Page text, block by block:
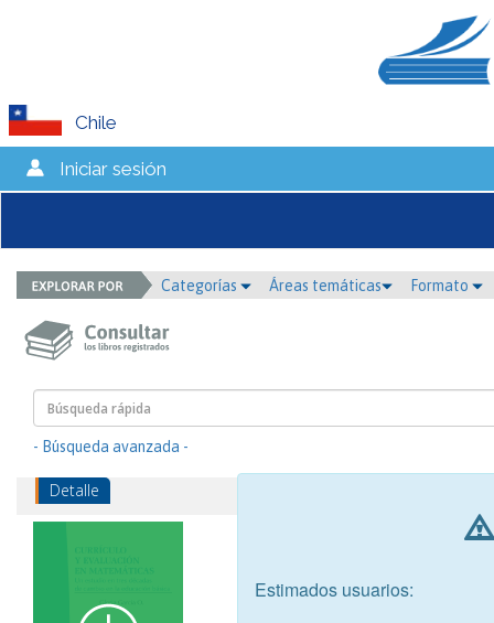
Chile
Iniciar sesión
Categorías Áreas temáticas Formato
- Búsqueda avanzada -
Detalle
Estimados usuarios: